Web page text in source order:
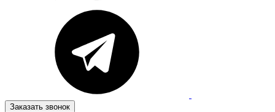
Заказать звонок